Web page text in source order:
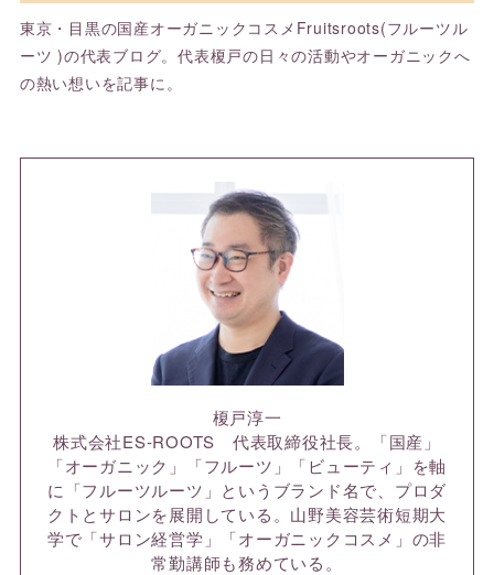
東京・目黒の国産オーガニックコスメFruitsroots(フルーツル
ーツ )の代表ブログ。代表榎戸の日々の活動やオーガニックへ
の熱い想いを記事に。
榎戸淳一
株式会社ES-ROOTS 代表取締役社長。「国産」
「オーガニック」「フルーツ」「ビューティ」を軸
に「フルーツルーツ」というブランド名で、プロダ
クトとサロンを展開している。山野美容芸術短期大
学で「サロン経営学」「オーガニックコスメ」の非
常勤講師も務めている。